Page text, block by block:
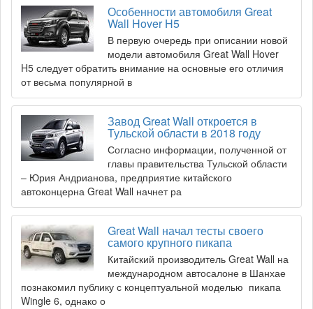
Особенности автомобиля Great
Wall Hover H5
В первую очередь при описании новой
модели автомобиля Great Wall Hover
H5 следует обратить внимание на основные его отличия
от весьма популярной в
Завод Great Wall откроется в
Тульской области в 2018 году
Согласно информации, полученной от
главы правительства Тульской области
– Юрия Андрианова, предприятие китайского
автоконцерна Great Wall начнет ра
Great Wall начал тесты своего
самого крупного пикапа
Китайский производитель Great Wall на
международном автосалоне в Шанхае
познакомил публику с концептуальной моделью пикапа
Wingle 6, однако о